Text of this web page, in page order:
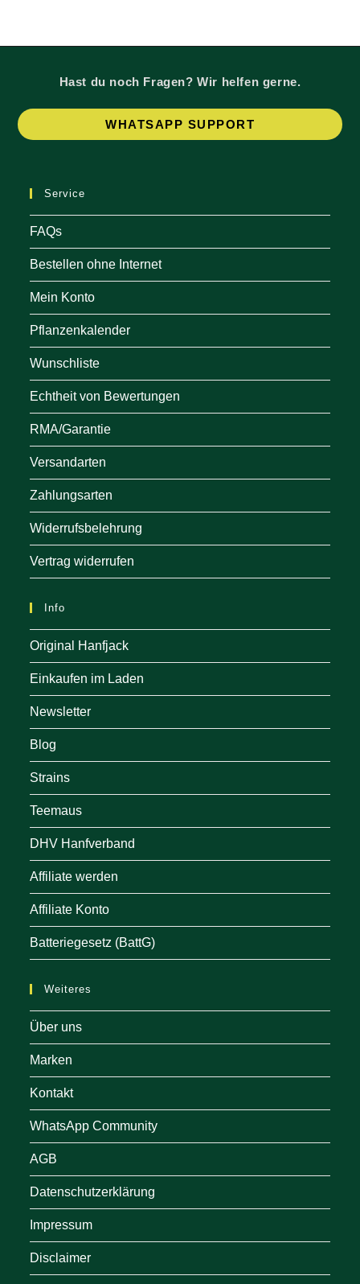
Hast du noch Fragen? Wir helfen gerne.
WHATSAPP SUPPORT
Service
FAQs
Bestellen ohne Internet
Mein Konto
Pflanzenkalender
Wunschliste
Echtheit von Bewertungen
RMA/Garantie
Versandarten
Zahlungsarten
Widerrufsbelehrung
Vertrag widerrufen
Info
Original Hanfjack
Einkaufen im Laden
Newsletter
Blog
Strains
Teemaus
DHV Hanfverband
Affiliate werden
Affiliate Konto
Batteriegesetz (BattG)
Weiteres
Über uns
Marken
Kontakt
WhatsApp Community
AGB
Datenschutzerklärung
Impressum
Disclaimer